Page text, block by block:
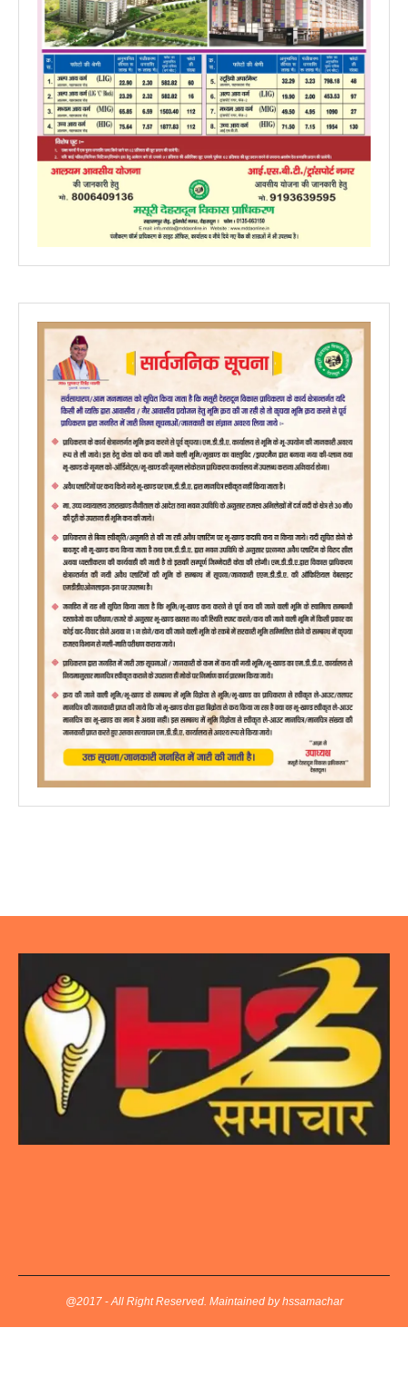
@2017 - All Right Reserved. Maintained by hssamachar